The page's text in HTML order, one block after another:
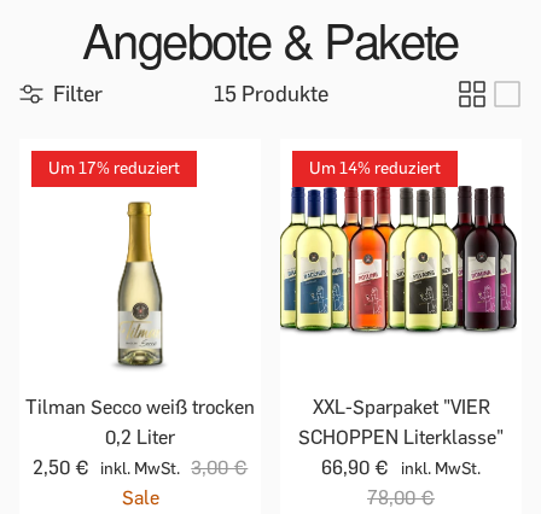
Angebote & Pakete
Filter 15 Produkte
Um 17% reduziert
Tilman Secco weiß trocken
0,2 Liter
2,50 €
inkl. MwSt. 3,00 €
Sale
Um 14% reduziert
XXL-Sparpaket "VIER
SCHOPPEN Literklasse"
66,90 €
inkl. MwSt.
78,00 €